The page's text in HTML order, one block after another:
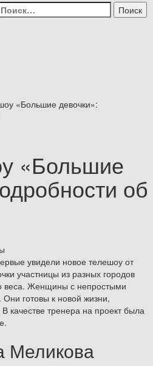
Найти:
«Большие девочки»:
«Большие
об
увидели новое телешоу от
участницы из разных городов
веса. Женщины с непростыми
готовы к новой жизни,
В качестве тренера на проект была
Меликова